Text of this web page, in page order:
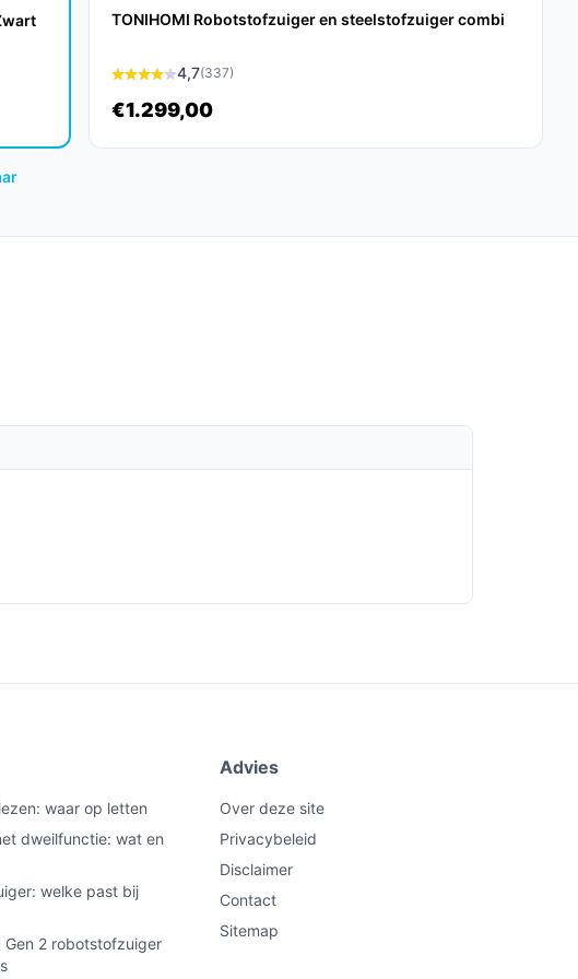
TONIHOMI Robotstofzuiger en steelstofzuiger combi
4,7(337)
€1.299,00
waar op letten
dweilfunctie: wat en
welke past bij
Gen 2 robotstofzuiger
Advies
Over deze site
Privacybeleid
Disclaimer
Contact
Sitemap